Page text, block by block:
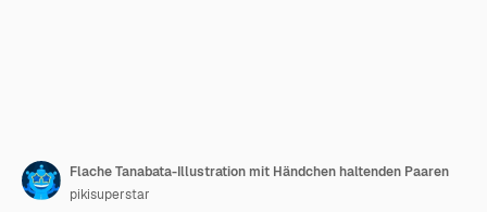
Flache Tanabata-Illustration mit Händchen haltenden Paaren
pikisuperstar